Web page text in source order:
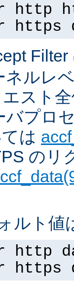
http
https
ネルレ
スト
バプロ
は
のリ
ルト値
http
https